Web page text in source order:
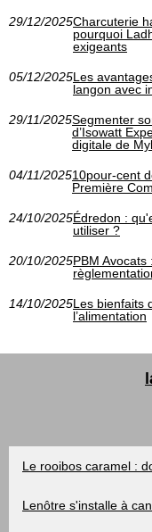
29/12/2025Charcuterie
pourquoi
exigeants
05/12/2025Les
langon avec
29/11/2025Segmenter
d’Isowatt
digitale de
04/11/202510pour-cent
Première
24/10/2025Édredon :
utiliser ?
20/10/2025PBM Avocats
14/10/2025Les bienfaits
l’alimentation
Le rooibos caramel :
Lenôtre s'installe à